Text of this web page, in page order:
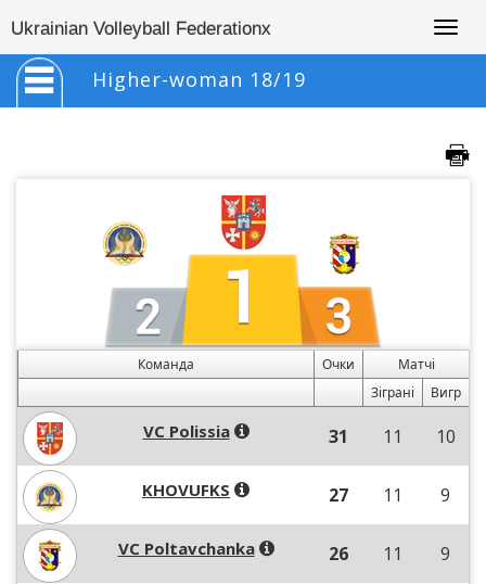
Ukrainian Volleyball Federationx
Higher-woman 18/19
Команда Очки
Матчі
Зіграні
Вигр
VC Polissia 31 11 10
KHOVUFKS 27 11 9
VC Poltavchanka 26 11 9